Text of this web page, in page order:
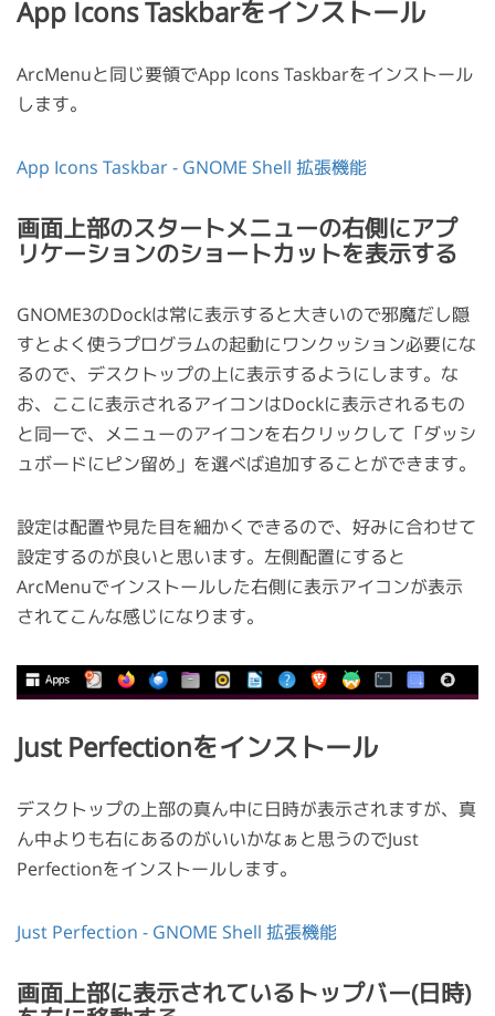
App Icons Taskbarをインストール
ArcMenuと同じ要領でApp Icons Taskbarをインストール
します。
App Icons Taskbar - GNOME Shell 拡張機能
画面上部のスタートメニューの右側にアプ
リケーションのショートカットを表示する
GNOME3のDockは常に表示すると大きいので邪魔だし隠
すとよく使うプログラムの起動にワンクッション必要にな
るので、デスクトップの上に表示するようにします。な
お、ここに表示されるアイコンはDockに表示されるもの
と同一で、メニューのアイコンを右クリックして「ダッシ
ュボードにピン留め」を選べば追加することができます。
設定は配置や見た目を細かくできるので、好みに合わせて
設定するのが良いと思います。左側配置にすると
ArcMenuでインストールした右側に表示アイコンが表示
されてこんな感じになります。
Just Perfectionをインストール
デスクトップの上部の真ん中に日時が表示されますが、真
ん中よりも右にあるのがいいかなぁと思うのでJust
Perfectionをインストールします。
Just Perfection - GNOME Shell 拡張機能
画面上部に表示されているトップバー(日時)